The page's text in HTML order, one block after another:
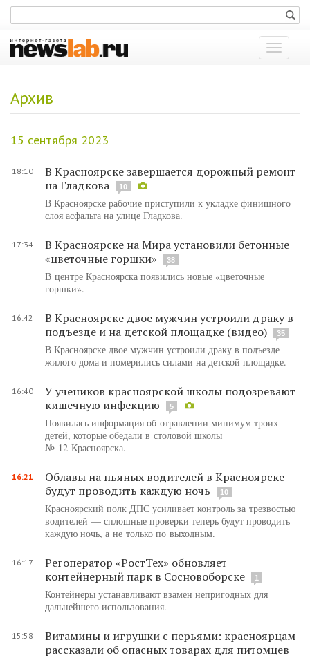
Показать
меню
Архив
15 сентября 2023
18:10
В Красноярске завершается дорожный ремонт
на Гладкова
10
В Красноярске рабочие приступили к укладке финишного
слоя асфальта на улице Гладкова.
17:34
В Красноярске на Мира установили бетонные
«цветочные горшки»
38
В центре Красноярска появились новые «цветочные
горшки».
16:42
В Красноярске двое мужчин устроили драку в
подъезде и на детской площадке (видео)
35
В Красноярске двое мужчин устроили драку в подъезде
жилого дома и померились силами на детской площадке.
16:40
У учеников красноярской школы подозревают
кишечную инфекцию
5
Появилась информация об отравлении минимум троих
детей, которые обедали в столовой школы
№ 12 Красноярска.
16:21
Облавы на пьяных водителей в Красноярске
будут проводить каждую ночь
10
Красноярский полк ДПС усиливает контроль за трезвостью
водителей — сплошные проверки теперь будут проводить
каждую ночь, а не только по выходным.
16:17
Регоператор «РостТех» обновляет
контейнерный парк в Сосновоборске
1
Контейнеры устанавливают взамен непригодных для
дальнейшего использования.
15:58
Витамины и игрушки с перьями: красноярцам
рассказали об опасных товарах для питомцев